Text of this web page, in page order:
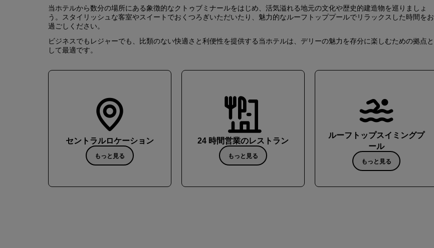
当ホテルから数分の場所にある象徴的なクトゥブミナールをはじめ、活気溢れる地元の文化や歴史的建造物を巡りましょ
う。スタイリッシュな客室やスイートでおくつろぎいただいたり、魅力的なルーフトッププールでリラックスした時間をお
過ごしください。
ビジネスでもレジャーでも、比類のない快適さと利便性を提供する当ホテルは、デリーの魅力を存分に楽しむための拠点と
して最適です。
セントラルロケーション
もっと見る
24 時間営業のレストラン
もっと見る
ルーフトップスイミングプ
ール
もっと見る